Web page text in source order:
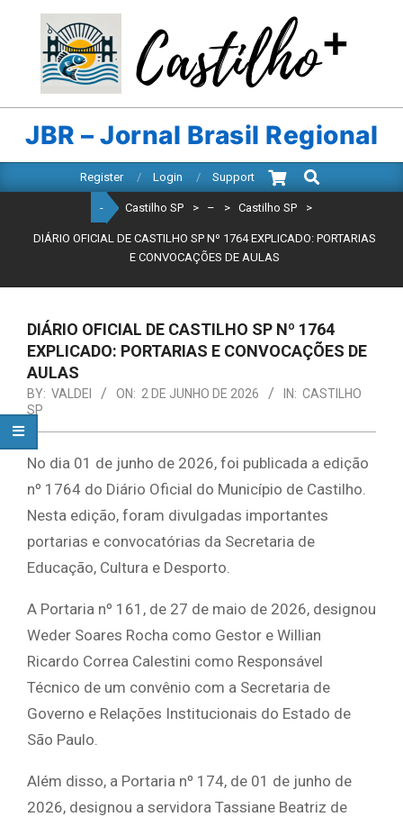
content
CASTILHO
SP
JBR – Jornal Brasil Regional
Navigation
Register Login Support
Search
- Castilho SP > – > Castilho SP >
DIÁRIO OFICIAL DE CASTILHO SP Nº 1764 EXPLICADO: PORTARIAS
E CONVOCAÇÕES DE AULAS
DIÁRIO OFICIAL DE CASTILHO SP Nº 1764
EXPLICADO: PORTARIAS E CONVOCAÇÕES DE
AULAS
BY: VALDEI ON: 2 DE JUNHO DE 2026 IN: CASTILHO
SP
No dia 01 de junho de 2026, foi publicada a edição
nº 1764 do Diário Oficial do Município de Castilho.
Nesta edição, foram divulgadas importantes
portarias e convocatórias da Secretaria de
Educação, Cultura e Desporto.
A Portaria nº 161, de 27 de maio de 2026, designou
Weder Soares Rocha como Gestor e Willian
Ricardo Correa Calestini como Responsável
Técnico de um convênio com a Secretaria de
Governo e Relações Institucionais do Estado de
São Paulo.
Além disso, a Portaria nº 174, de 01 de junho de
2026, designou a servidora Tassiane Beatriz de